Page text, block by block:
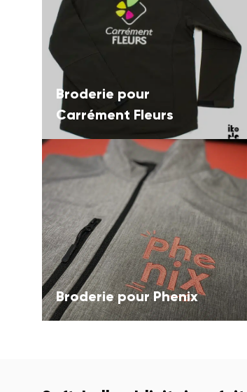
Broderie pour
Carrément Fleurs
Broderie pour Phenix